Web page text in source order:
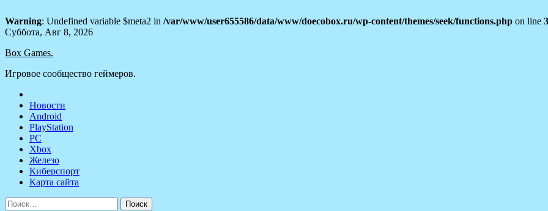
Warning: Undefined variable $meta2 in /var/www/user655586/data/www/doecobox.ru/wp-content/themes/seek/functions.php on line
Skip
content
Суббота, Авг 8, 2026
Box Games.
Игровое сообщество геймеров.
Новости
Android
PlayStation
PC
Xbox
Железо
Киберспорт
Карта сайта
Найти: